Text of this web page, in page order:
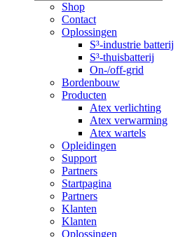
Shop
Contact
Oplossingen
S³-industrie batterij
S³-thuisbatterij
On-/off-grid
Bordenbouw
Producten
Atex verlichting
Atex verwarming
Atex wartels
Opleidingen
Support
Partners
Startpagina
Partners
Klanten
Klanten
Oplossingen